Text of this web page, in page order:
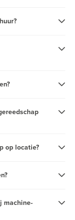
op locatie?
machine-